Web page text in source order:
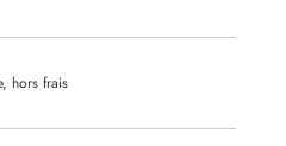
hors frais